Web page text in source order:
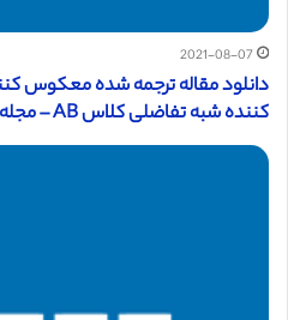
2021-08-07
کننده شبه تفاضلی کلاس AB – مجله IEEE